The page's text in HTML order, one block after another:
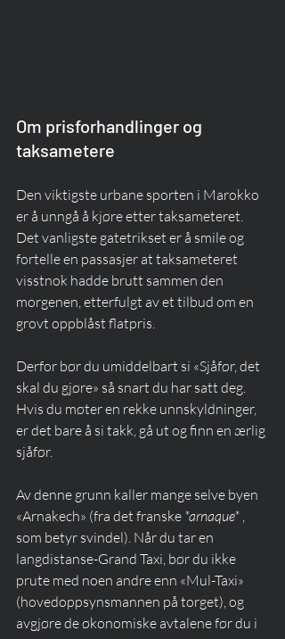
Om prisforhandlinger og
taksametere
Den viktigste urbane sporten i Marokko
er å unngå å kjøre etter taksameteret.
Det vanligste gatetrikset er å smile og
fortelle en passasjer at taksameteret
visstnok hadde brutt sammen den
morgenen, etterfulgt av et tilbud om en
grovt oppblåst flatpris.
Derfor bør du umiddelbart si «Sjåfør, det
skal du gjøre» så snart du har satt deg.
Hvis du møter en rekke unnskyldninger,
er det bare å si takk, gå ut og finn en ærlig
sjåfør.
Av denne grunn kaller mange selve byen
«Arnakech» (fra det franske *arnaque* ,
som betyr svindel). Når du tar en
langdistanse-Grand Taxi, bør du ikke
prute med noen andre enn «Mul-Taxi»
(hovedoppsynsmannen på torget), og
avgjøre de økonomiske avtalene før du i